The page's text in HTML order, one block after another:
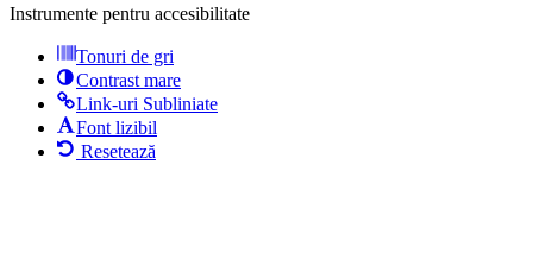
Instrumente pentru accesibilitate
Tonuri de gri
Contrast mare
Link-uri Subliniate
Font lizibil
Resetează